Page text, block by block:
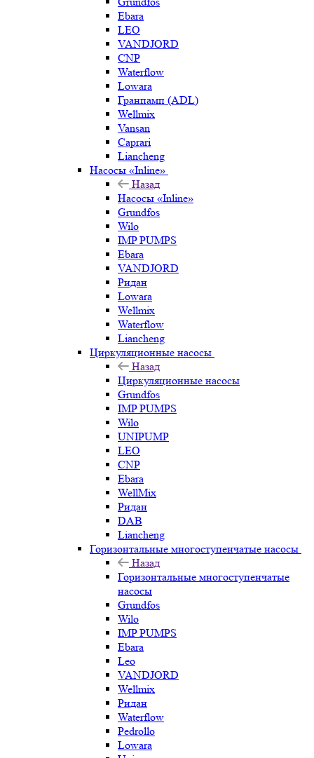
Ebara
LEO
VANDJORD
CNP
Waterflow
Lowara
Гранпамп (ADL)
Wellmix
Vansan
Caprari
Liancheng
Насосы «Inline»
Назад
Насосы «Inline»
Grundfos
Wilo
IMP PUMPS
Ebara
VANDJORD
Ридан
Lowara
Wellmix
Waterflow
Liancheng
Циркуляционные насосы
Назад
Циркуляционные насосы
Grundfos
IMP PUMPS
Wilo
UNIPUMP
LEO
CNP
Ebara
WellMix
Ридан
DAB
Liancheng
Горизонтальные многоступенчатые насосы
Назад
Горизонтальные многоступенчатые
насосы
Grundfos
Wilo
IMP PUMPS
Ebara
Leo
VANDJORD
Wellmix
Ридан
Waterflow
Pedrollo
Lowara